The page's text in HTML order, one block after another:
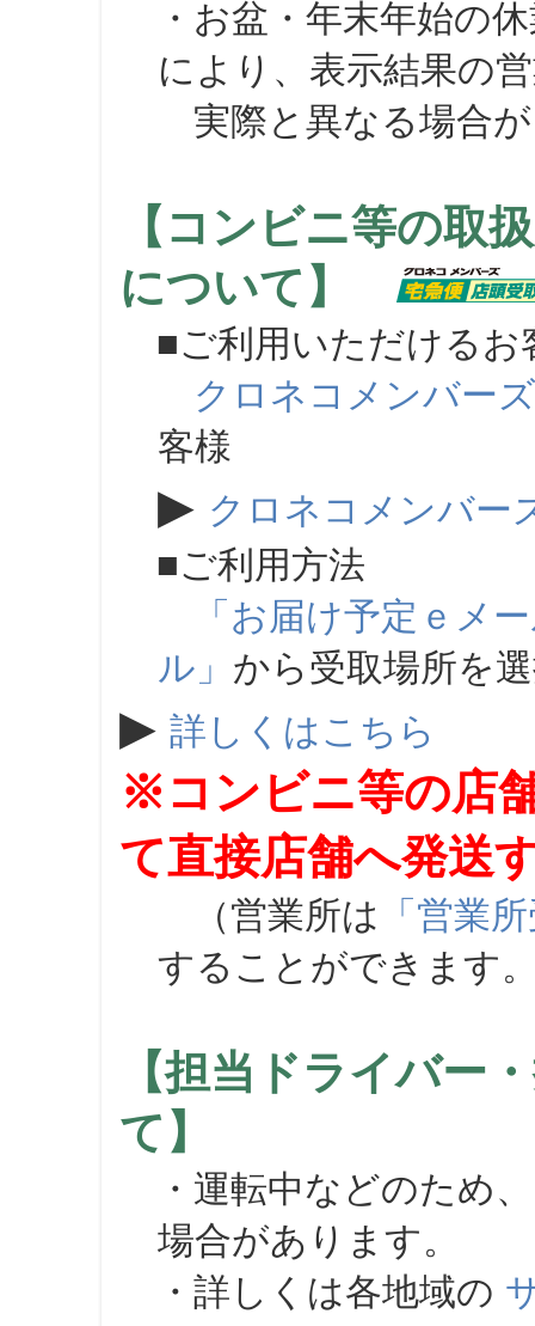
・お盆・年末年始の
により、表示結果の
実際と異なる場合が
【コンビニ等の取
について】
■ご利用いただけるお
クロネコメンバーズ
客様
▶ クロネコメンバー
■ご利用方法
「お届け予定ｅメ
ル」 から受取場所を
▶ 詳しくはこちら
※コンビニ等の店
て直接店舗へ発送
（営業所は 「営業
することができます
【担当ドライバー
て】
・運転中などのため
場合があります。
・詳しくは各地域の